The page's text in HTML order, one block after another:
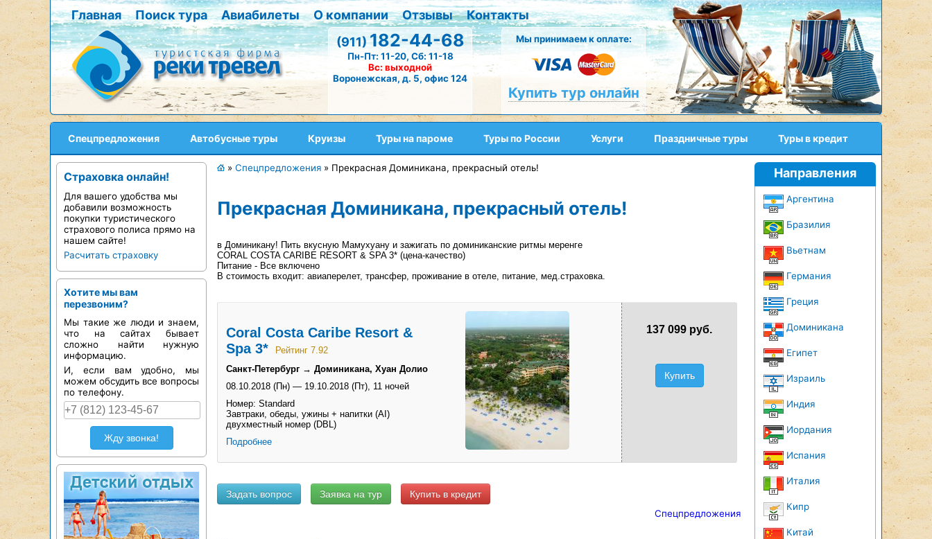
Главная Поиск тура Авиабилеты О компании Отзывы
Контакты
(911)182-44-68
Пн-Пт: 11-20, Сб: 11-18
Вс: выходной
Воронежская, д. 5, офис 124
Мы принимаем к оплате:
Купить тур онлайн
Спецпредложения Автобусные туры Круизы Туры на пароме Туры по России Услуги Праздничные туры Туры в кредит
Страховка онлайн!
Для вашего удобства мы
добавили возможность
покупки туристического
страхового полиса прямо на
нашем сайте!
Расчитать страховку
Хотите мы вам
перезвоним?
Мы такие же люди и знаем,
что на сайтах бывает
сложно найти нужную
информацию.
И, если вам удобно, мы
можем обсудить все вопросы
по телефону.
Жду звонка!
» Спецпредложения » Прекрасная Доминикана, прекрасный отель!
Прекрасная Доминикана, прекрасный отель!
в Доминикану! Пить вкусную Мамухуану и зажигать по доминиканские ритмы меренге
CORAL COSTA CARIBE RESORT & SPA 3* (цена-качество)
Питание - Все включено
В стоимость входит: авиаперелет, трансфер, проживание в отеле, питание, мед.страховка.
Coral Costa Caribe Resort &
Spa 3*
Рейтинг 7.92
Санкт-Петербург → Доминикана, Хуан Долио
08.10.2018 (Пн) — 19.10.2018 (Пт), 11 ночей
Номер: Standard
Завтраки, обеды, ужины + напитки (AI)
двухместный номер (DBL)
Подробнее
137 099 руб.
Купить
Купить в кредит
Спецпредложения
Направления
Аргентина
Бразилия
Вьетнам
Германия
Греция
Доминикана
Египет
Израиль
Индия
Иордания
Испания
Италия
Кипр
Китай